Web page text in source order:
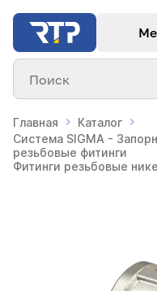
Поиск
Главная
Каталог
Система SIGMA -
резьбовые фитинги
Фитинги резьбовые